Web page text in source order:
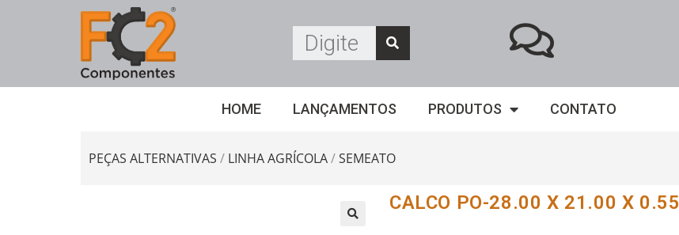
HOME LANÇAMENTOS PRODUTOS CONTATO
PEÇAS ALTERNATIVAS / LINHA AGRÍCOLA/SEMEATO
CALCO PO-28.00 X 21.00 X 0.55